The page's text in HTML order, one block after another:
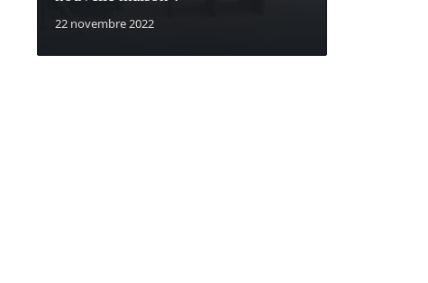
22 novembre 2022